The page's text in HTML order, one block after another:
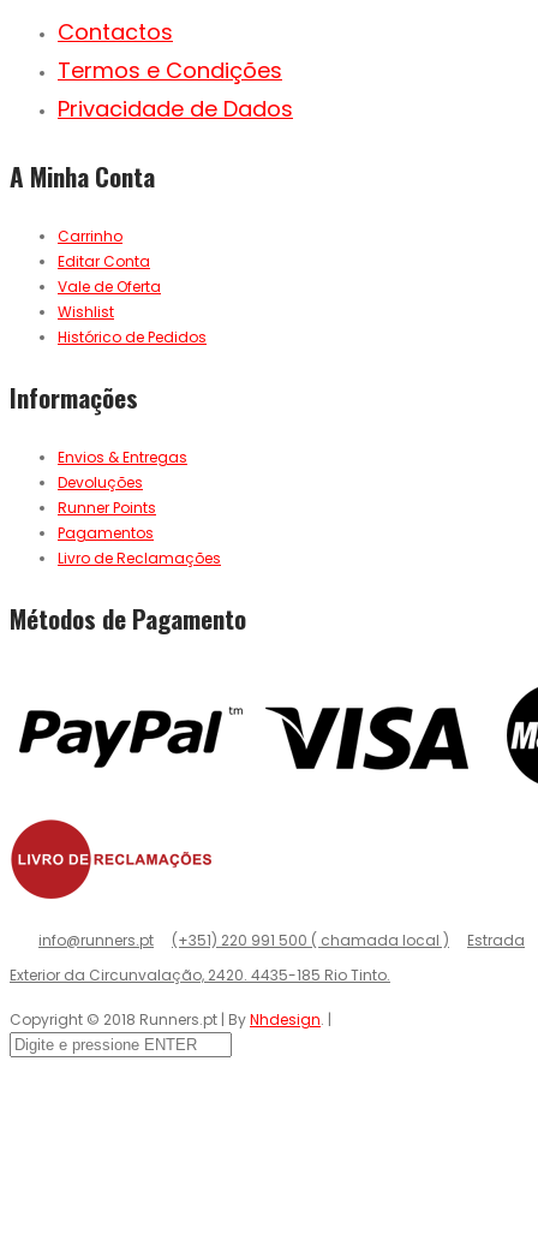
Contactos
Termos e Condições
Privacidade de Dados
A Minha Conta
Carrinho
Editar Conta
Vale de Oferta
Wishlist
Histórico de Pedidos
Informações
Envios & Entregas
Devoluções
Runner Points
Pagamentos
Livro de Reclamações
Métodos de Pagamento
info@runners.pt (+351) 220 991 500 ( chamada local )
Estrada
Exterior da Circunvalação, 2420. 4435-185 Rio Tinto.
Copyright © 2018 Runners.pt | ByNhdesign. |